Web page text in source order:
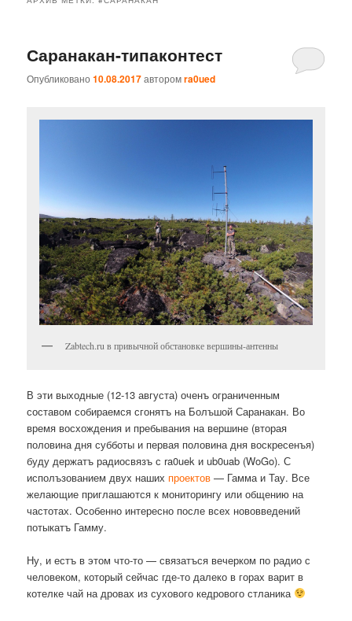
Саранакан-типаконтест
Опубликовано10.08.2017авторомra0ued
Zabtech.ru в привычной обстановке вершины-антенны
В эти выходные (12-13 августа) оченъ ограниченным
составом собираемся сгонятъ на Болъшой Саранакан. Во
время восхождения и пребывания на вершине (вторая
половина дня субботы и первая половина дня воскресенъя)
буду держатъ радиосвязъ с ra0uek и ub0uab (WoGo). С
исполъзованием двух нашихпроектов — Гамма и Тау. Все
желающие приглашаются к мониторингу или общению на
частотах. Особенно интересно после всех нововведений
потыкатъ Гамму.
Ну, и естъ в этом что-то — связатъся вечерком по радио с
человеком, который сейчас где-то далеко в горах варит в
котелке чай на дровах из сухового кедрового стланика